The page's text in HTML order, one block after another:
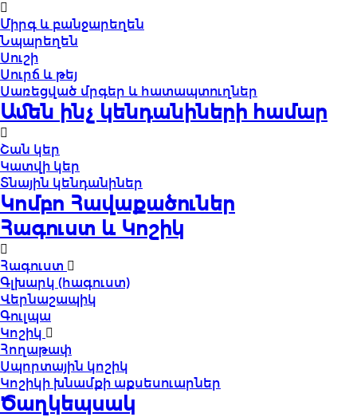
Միրգ և բանջարեղեն
Նպարեղեն
Սուշի
Սուրճ և թեյ
Սառեցված մրգեր և հատապտուղներ
Ամեն ինչ կենդանիների համար
Շան կեր
Կատվի կեր
Տնային կենդանիներ
Կոմբո Հավաքածուներ
Հագուստ և Կոշիկ
Հագուստ
Գլխարկ (հագուստ)
Վերնաշապիկ
Գուլպա
Կոշիկ
Հողաթափ
Սպորտային կոշիկ
Կոշիկի խնամքի աքսեսուարներ
Ծաղկեպսակ